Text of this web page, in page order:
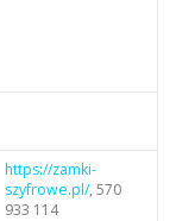
https://zamki-
szyfrowe.pl/, 570
933 114